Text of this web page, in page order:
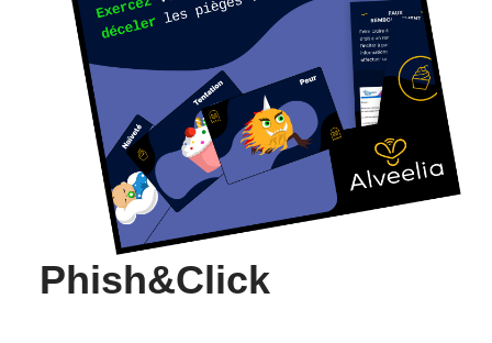
Phish&Click